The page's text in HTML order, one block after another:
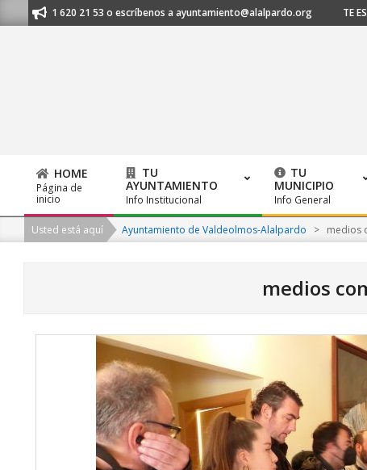
to
al 91 620 21 53 o escríbenos a ayuntamiento@alalpardo.org TE
Primary
Navigation
Menu
HOME
Página de
inicio
TU
AYUNTAMIENTO
Info Institucional
TU
MUNICIPIO
Info General
Usted está aquí Ayuntamiento de Valdeolmos-Alalpardo > medios
medios